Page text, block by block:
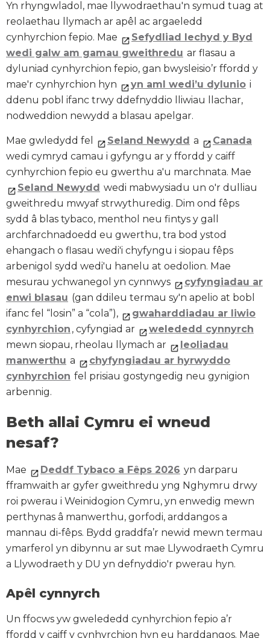
Yn rhyngwladol, mae llywodraethau'n symud tuag at
reolaethau llymach ar apêl ac argaeledd
cynhyrchion fepio. Mae
Sefydliad Iechyd y Byd
wedi galw am gamau gweithredu ar flasau a
dyluniad cynhyrchion fepio, gan bwysleisio’r ffordd y
mae'r cynhyrchion hyn
yn aml wedi’u dylunio i
ddenu pobl ifanc trwy ddefnyddio lliwiau llachar,
nodweddion newydd a blasau apelgar.
Mae gwledydd fel Seland Newydd a
Canada
wedi cymryd camau i gyfyngu ar y ffordd y caiff
cynhyrchion fepio eu gwerthu a'u marchnata. Mae
Seland Newydd wedi mabwysiadu un o'r dulliau
gweithredu mwyaf strwythuredig. Dim ond fêps
sydd â blas tybaco, menthol neu fintys y gall
archfarchnadoedd eu gwerthu, tra bod ystod
ehangach o flasau wedi'i chyfyngu i siopau fêps
arbenigol sydd wedi'u hanelu at oedolion. Mae
mesurau ychwanegol yn cynnwys
cyfyngiadau ar
enwi blasau (gan ddileu termau sy'n apelio at bobl
ifanc fel “losin” a “cola”),
gwaharddiadau ar liwio
cynhyrchion , cyfyngiad ar
welededd cynnyrch
mewn siopau, rheolau llymach ar
leoliadau
manwerthu a
chyfyngiadau ar hyrwyddo
cynhyrchion fel prisiau gostyngedig neu gynigion
arbennig.
Beth allai Cymru ei wneud
nesaf?
Mae Deddf Tybaco a Fêps 2026 yn darparu
fframwaith ar gyfer gweithredu yng Nghymru drwy
roi pwerau i Weinidogion Cymru, yn enwedig mewn
perthynas â manwerthu, gorfodi, arddangos a
mannau di-fêps. Bydd graddfa’r newid mewn termau
ymarferol yn dibynnu ar sut mae Llywodraeth Cymru
a Llywodraeth y DU yn defnyddio'r pwerau hyn.
Apêl cynnyrch
Un ffocws yw gwelededd cynhyrchion fepio a’r
ffordd y caiff y cynhyrchion hyn eu harddangos. Mae